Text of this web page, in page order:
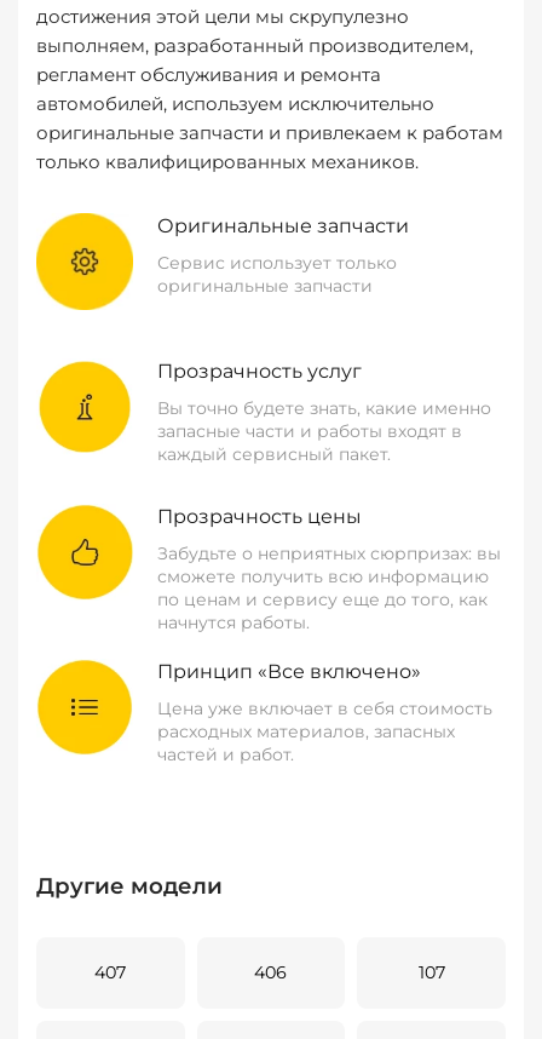
достижения этой цели мы скрупулезно
выполняем, разработанный производителем,
регламент обслуживания и ремонта
автомобилей, используем исключительно
оригинальные запчасти и привлекаем к работам
только квалифицированных механиков.
Оригинальные запчасти
Сервис использует только
оригинальные запчасти
Прозрачность услуг
Вы точно будете знать, какие именно
запасные части и работы входят в
каждый сервисный пакет.
Прозрачность цены
Забудьте о неприятных сюрпризах: вы
сможете получить всю информацию
по ценам и сервису еще до того, как
начнутся работы.
Принцип «Все включено»
Цена уже включает в себя стоимость
расходных материалов, запасных
частей и работ.
Другие модели
407 406 107